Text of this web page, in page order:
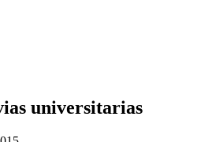
universitarias